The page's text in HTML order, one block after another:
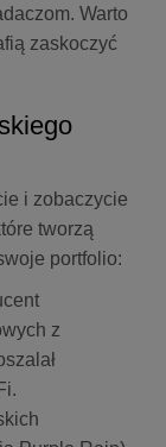
Warto
zaskoczyć
i zobaczycie
tworzą
portfolio:
z